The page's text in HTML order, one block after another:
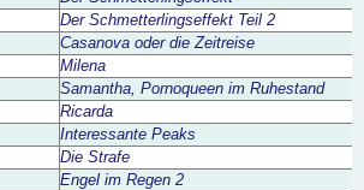
Der Schmetterlingseffekt Teil 2
Casanova oder die Zeitreise
Milena
Samantha, Pornoqueen im Ruhestand
Ricarda
Interessante Peaks
Die Strafe
Engel im Regen 2